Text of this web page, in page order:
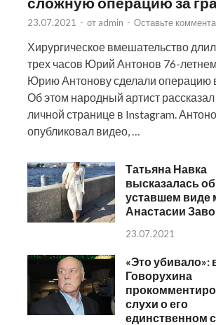
23.07.2021 - от admin - Оставьте
Хирургическое вмешательство
трех часов Юрий Антонов 76-
Юрию Антонову сделали операцию
Об этом народный артист
личной странице в Instagram.
опубликовал видео, …
Татьяна Навка
высказалась об
уставшем виде
Анастасии
23.07.2021
«Это убивало»:
Говорухина
слухи о его
единственном